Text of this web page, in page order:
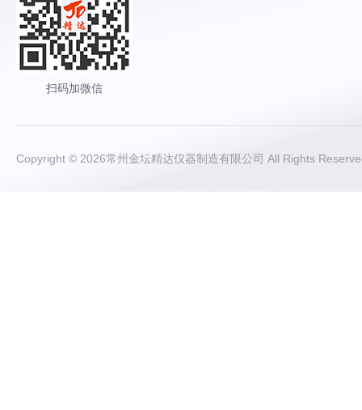
扫码加微信
Copyright © 2026常州金坛精达仪器制造有限公司 All Rights